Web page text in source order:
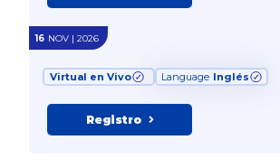
16 NOV | 2026
Virtual en Vivo Language Inglés
Registro